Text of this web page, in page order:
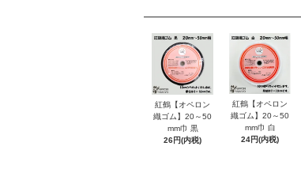
紅鶴【オペロン
織ゴム】20～50
mm巾 黒
26円(内税)
紅鶴【オペロン
織ゴム】20～50
mm巾 白
24円(内税)